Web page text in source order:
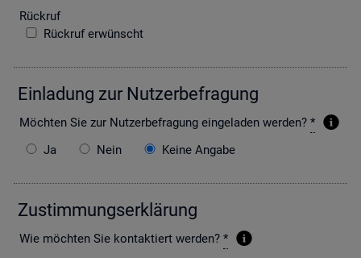
Rück­ruf
Rückruf erwünscht
Ein­la­dung zur Nut­zer­be­fra­gung
Möch­ten Sie zur Nut­zer­be­fra­gung ein­ge­la­den wer­den? *
Ja
Nein Keine Angabe
Zu­stim­mungs­er­klä­rung
Wie möch­ten Sie kon­tak­tiert wer­den? *